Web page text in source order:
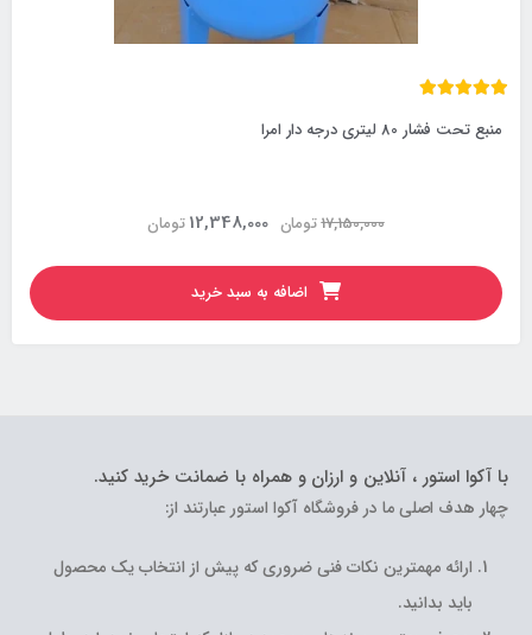
منبع تحت فشار 80 لیتری درجه دار امرا
تومان17,150,000 تومان12,348,000
اضافه به سبد خرید
با آکوا استور ، آنلاین و ارزان و همراه با ضمانت خرید کنید.
چهار هدف اصلی ما در فروشگاه آکوا استور عبارتند از:
ارائه مهمترین نکات فنی ضروری که پیش از انتخاب یک محصول
باید بدانید.